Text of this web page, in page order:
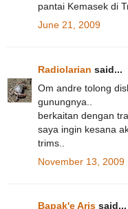
pantai Kemasek di
June 21, 2009
Radiolarian said...
Om andre tolong
gunungnya..
berkaitan dengan
saya ingin kesana
trims..
November 13, 2009
Bapak'e Aris said...